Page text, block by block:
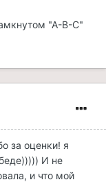
"А-В-C"
за оценки! я
И не
и что мой